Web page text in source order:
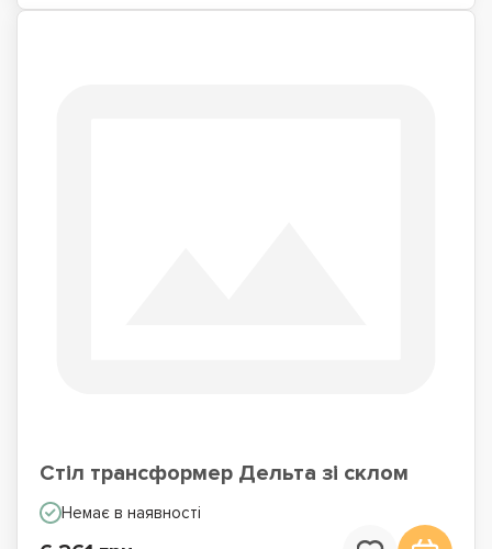
Стіл трансформер Дельта зі склом
Немає в наявності